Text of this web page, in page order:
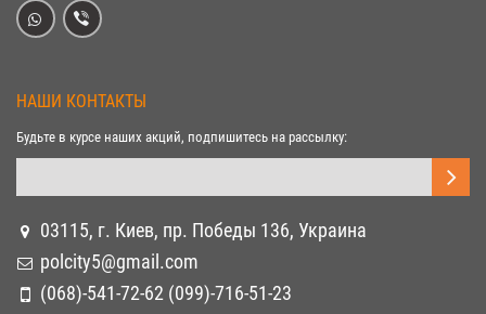
НАШИ КОНТАКТЫ
Будьте в курсе наших акций, подпишитесь на рассылку:
03115, г. Киев, пр. Победы 136, Украина
polcity5@gmail.com
(068)-541-72-62 (099)-716-51-23